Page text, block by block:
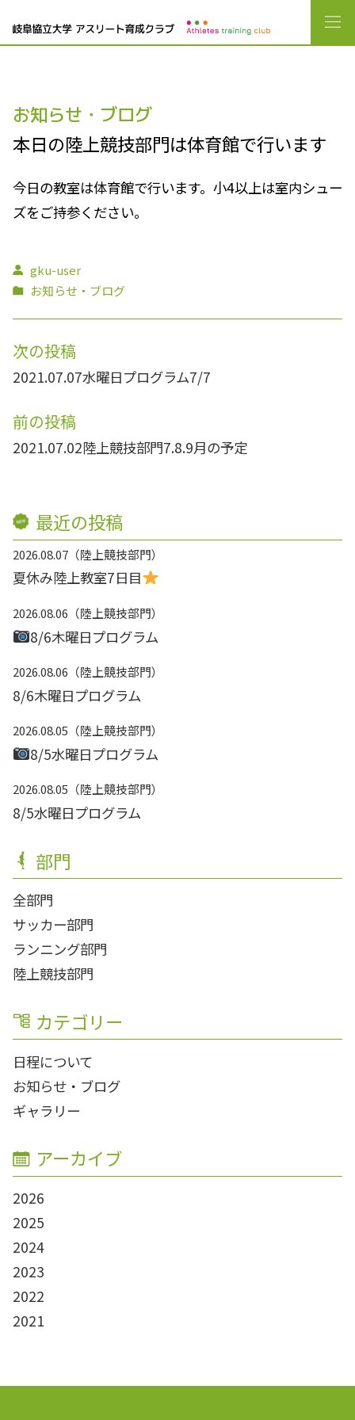
お知らせ・ブログ
本日の陸上競技部門は体育館で行います
今日の教室は体育館で行います。小4以上は室内シュー
ズをご持参ください。
gku-user
お知らせ・ブログ
次の投稿
2021.07.07水曜日プログラム7/7
前の投稿
2021.07.02陸上競技部門7.8.9月の予定
最近の投稿
2026.08.07 陸上競技部門
夏休み陸上教室7日目
2026.08.06 陸上競技部門
8/6木曜日プログラム
2026.08.06 陸上競技部門
8/6木曜日プログラム
2026.08.05 陸上競技部門
8/5水曜日プログラム
2026.08.05 陸上競技部門
8/5水曜日プログラム
部門
全部門
サッカー部門
ランニング部門
陸上競技部門
カテゴリー
日程について
お知らせ・ブログ
ギャラリー
アーカイブ
2026
2025
2024
2023
2022
2021